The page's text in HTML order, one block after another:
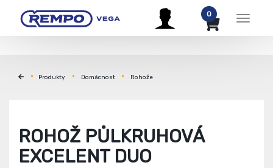
Menu
0
Produkty Domácnost Rohože
ROHOŽ PŮLKRUHOVÁ
EXCELENT DUO